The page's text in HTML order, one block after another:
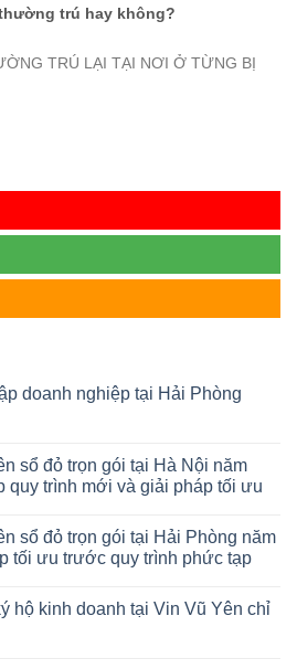
trú hay không?
TRÚ LẠI TẠI NƠI Ở TỪNG BỊ
doanh nghiệp tại Hải Phòng
sổ đỏ trọn gói tại Hà Nội năm
quy trình mới và giải pháp tối ưu
sổ đỏ trọn gói tại Hải Phòng năm
tối ưu trước quy trình phức tạp
hộ kinh doanh tại Vin Vũ Yên chỉ